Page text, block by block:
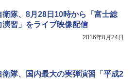
衛隊、8月28日10時から「富士総
演習」をライブ映像配信
2016年8月24日
衛隊、国内最大の実弾演習「平成2